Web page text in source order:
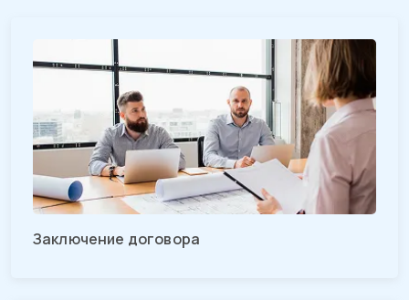
Заключение договора